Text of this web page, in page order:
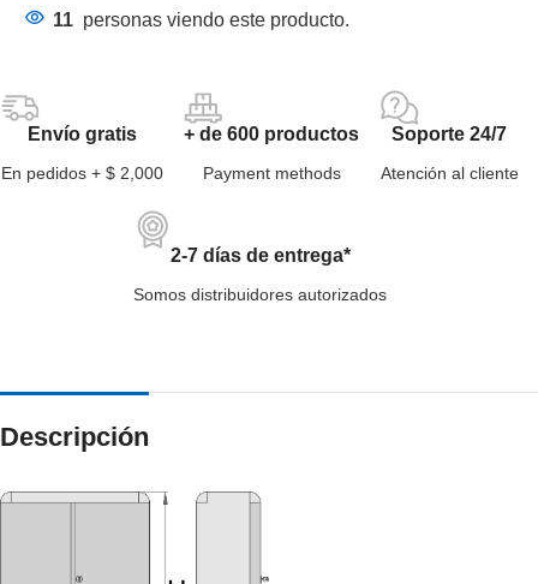
11 personas viendo este producto.
Envío gratis
En pedidos + $ 2,000
+ de 600 productos
Payment methods
Soporte 24/7
Atención al cliente
2-7 días de entrega*
Somos distribuidores autorizados
Descripción